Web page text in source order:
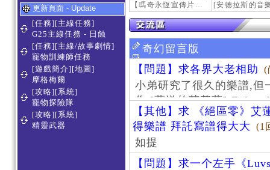
更新頁面 - Update
[任務][主線任務]
G25主線任務 - 日蝕
[任務][主線/故事劇情]
寵物訓練師任務
[遊戲簡介][地圖]
摩格梅爾
[攻略][系統]
寵物探險隊
[攻略][系統]
精靈武器
【瑪奇永恆宣傳片】最初的感動
奇幻留言版
【問題】求各界大老相助
(
小弟研究了很久的樂譜,但
作 [葬送的芙莉蓮]-
【其他】求 《絕區零》艾
得樂譜 拜託寫譜得大大
(1
如提
【問題】求一个左手《